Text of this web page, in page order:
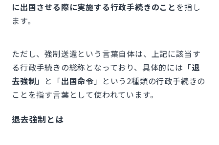
に出国させる際に実施する行政手続きのことを指し
ます。
ただし、強制送還という言葉自体は、上記に該当す
る行政手続きの総称となっており、具体的には「退
去強制 」と「出国命令 」という2種類の行政手続きの
ことを指す言葉として使われています。
退去強制とは